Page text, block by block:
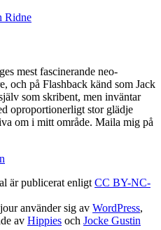
Ridne
mest fascinerande neo-
och på Flashback känd som Jack
som skribent, men inväntar
oproportionerligt stor glädje
om i mitt område. Maila mig på
är publicerat enligt CC BY-NC-
använder sig av WordPress,
av Hippies och Jocke Gustin